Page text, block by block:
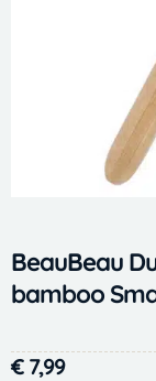
BeauBeau
bamboo
€7,99